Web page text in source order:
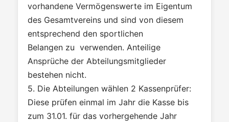
vorhandene Vermögenswerte im Eigentum
des Gesamtvereins und sind von diesem
entsprechend den sportlichen
Belangen zu verwenden. Anteilige
Ansprüche der Abteilungsmitglieder
bestehen nicht.
5. Die Abteilungen wählen 2 Kassenprüfer:
Diese prüfen einmal im Jahr die Kasse bis
zum 31.01. für das vorhergehende Jahr